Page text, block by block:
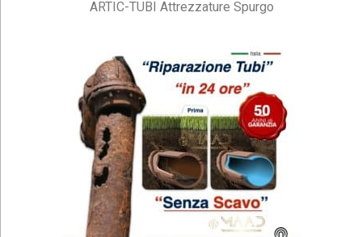
ARTIC-TUBI Attrezzature Spurgo